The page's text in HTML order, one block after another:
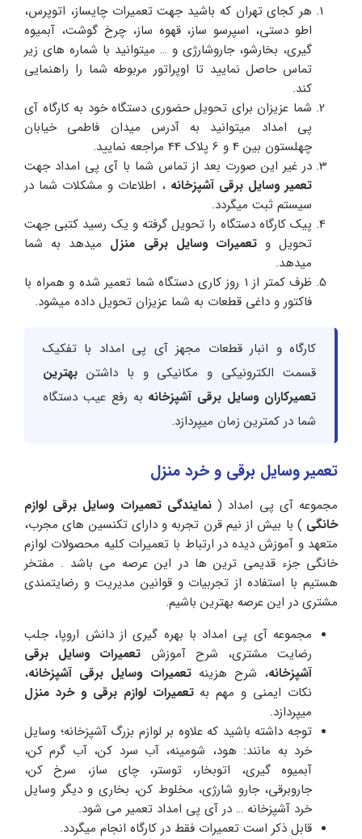
هر کجای تهران که باشید جهت تعمیرات چایساز، اتوپرس،
اطو دستی، اسپرسو ساز، قهوه ساز، چرخ گوشت، آبمیوه
گیری، بخارشو، جاروشارژی و … میتوانید با شماره های زیر
تماس حاصل نمایید تا اوپراتور مربوطه شما را راهنمایی
کند.
شما عزیزان برای تحویل حضوری دستگاه خود به کارگاه آی
پی امداد میتوانید به آدرس میدان فاطمی خیابان
چهلستون بین 4 و 6 پلاک 44 مراجعه نمایید.
در غیر این صورت بعد از تماس شما با آی پی امداد جهت
تعمیر وسایل برقی آشپزخانه ، اطلاعات و مشکلات شما در
سیستم ثبت میگردد.
پیک کارگاه دستگاه را تحویل گرفته و یک رسید کتبی جهت
تحویل وتعمیرات وسایل برقی منزل میدهد به شما
میدهد.
ظرف کمتر از 1 روز کاری دستگاه شما تعمیر شده و همراه با
فاکتور و داغی قطعات به شما عزیزان تحویل داده میشود.
کارگاه و انبار قطعات مجهز آی پی امداد با تفکیک
قسمت الکترونیکی و مکانیکی و با داشتن بهترین
تعمیرکاران وسایل برقی آشپزخانه به رفع عیب دستگاه
شما در کمترین زمان میپردازد.
تعمیر وسایل برقی و خرد منزل
مجموعه آی پی امداد (نمایندگی تعمیرات وسایل برقی لوازم
خانگی ) با بیش از نیم قرن تجربه و دارای تکنسین های مجرب،
متعهد و آموزش دیده در ارتباط با تعمیرات کلیه محصولات لوازم
خانگی جزء قدیمی ترین ها در این عرصه می باشد . مفتخر
هستیم با استفاده از تجربیات و قوانین مدیریت و رضایتمندی
مشتری در این عرصه بهترین باشیم.
مجموعه آی پی امداد با بهره گیری از دانش اروپا، جلب
رضایت مشتری، شرح آموزش تعمیرات وسایل برقی
آشپزخانه، شرح هزینهتعمیرات وسایل برقی آشپزخانه،
نکات ایمنی و مهم بهتعمیرات لوازم برقی و خرد منزل
میپردازد.
توجه داشته باشید که علاوه بر لوازم بزرگ آشپزخانه؛ وسایل
خرد به مانند: هود، شومینه، آب سرد کن، آب گرم کن،
آبمیوه گیری، اتوبخار، توستر، چای ساز، سرخ کن،
جاروبرقی، جارو شارژی، مخلوط کن، بخاری و دیگر وسایل
خرد آشپزخانه … در آی پی امداد تعمیر می شود.
قابل ذکر است تعمیرات فقط در کارگاه انجام میگردد.